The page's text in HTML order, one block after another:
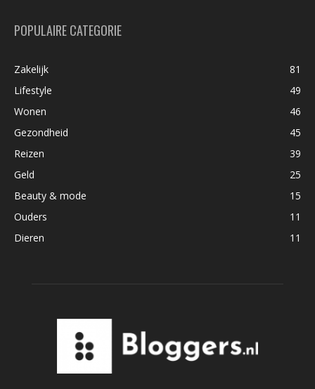
POPULAIRE CATEGORIE
Zakelijk
81
Lifestyle
49
Wonen
46
Gezondheid
45
Reizen
39
Geld
25
Beauty & mode
15
Ouders
11
Dieren
11